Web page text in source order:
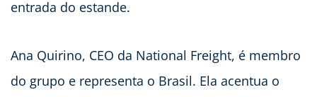
entrada do estande.
Ana Quirino, CEO da National Freight, é membro
do grupo e representa o Brasil. Ela acentua o